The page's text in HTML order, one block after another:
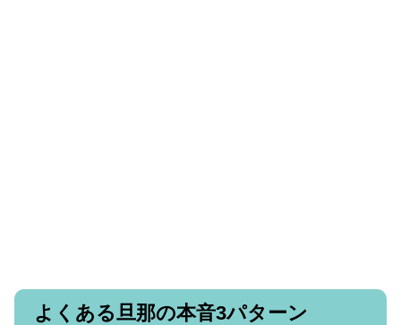
よくある旦那の本音3パターン